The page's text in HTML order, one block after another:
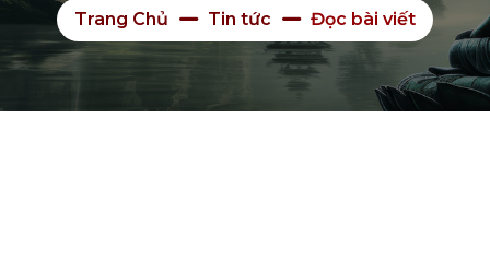
Trang Chủ Tin tức Đọc bài viết